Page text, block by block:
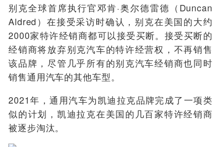
别克全球首席执行官邓肯·奥尔德雷德（Duncan
Aldred）在接受采访时确认，别克在美国的大约
2000家特许经销商都可以接受买断。接受买断的
经销商将放弃别克汽车的特许经营权，不再销售
该品牌，尽管几乎所有的别克汽车经销商也同时
销售通用汽车的其他车型。
2021年，通用汽车为凯迪拉克品牌完成了一项类
似的计划，凯迪拉克在美国的几百家特许经销商
被逐步淘汰。